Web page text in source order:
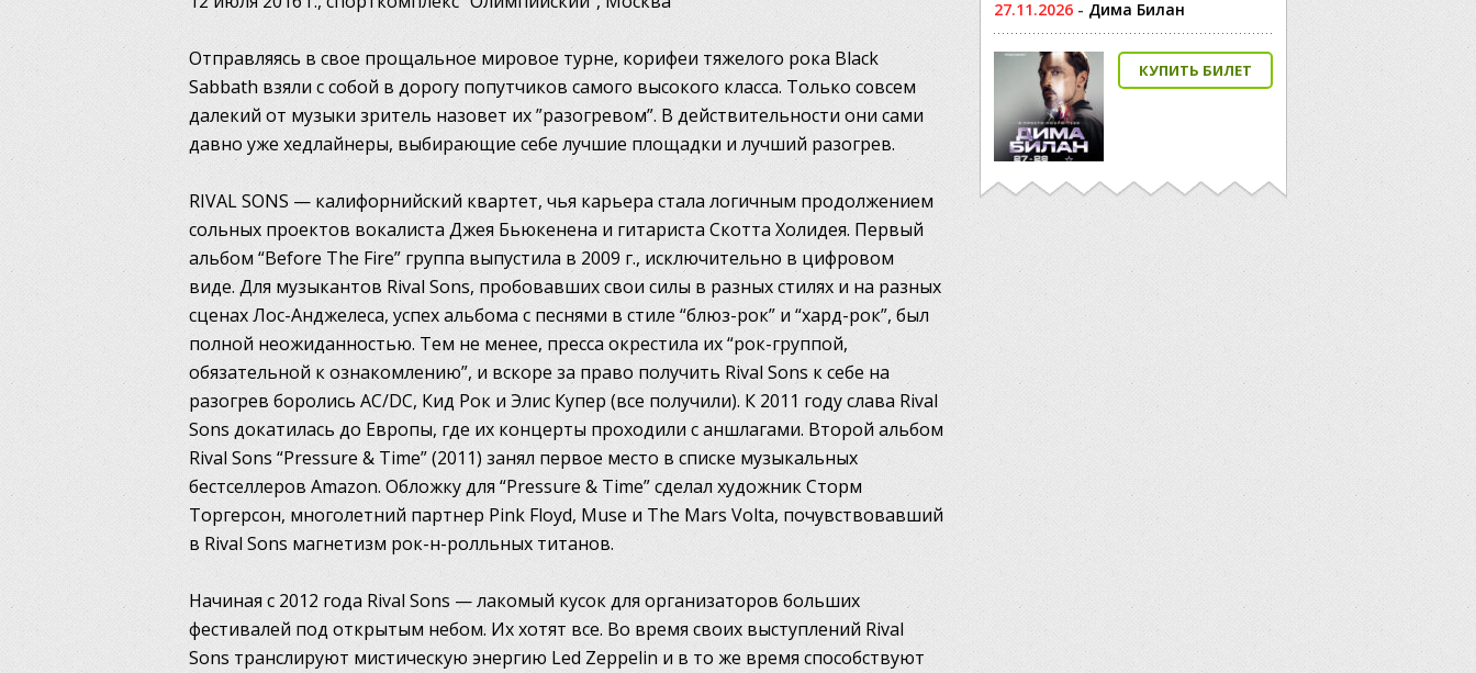
Отправляясь в свое прощальное мировое турне, корифеи тяжелого рока Black
Sabbath взяли с собой в дорогу попутчиков самого высокого класса. Только совсем
далекий от музыки зритель назовет их ”разогревом”. В действительности они сами
давно уже хедлайнеры, выбирающие себе лучшие площадки и лучший разогрев.
RIVAL SONS — калифорнийский квартет, чья карьера стала логичным продолжением
сольных проектов вокалиста Джея Бьюкенена и гитариста Скотта Холидея. Первый
альбом “Before The Fire” группа выпустила в 2009 г., исключительно в цифровом
виде. Для музыкантов Rival Sons, пробовавших свои силы в разных стилях и на разных
сценах Лос-Анджелеса, успех альбома с песнями в стиле “блюз-рок” и “хард-рок”, был
полной неожиданностью. Тем не менее, пресса окрестила их “рок-группой,
обязательной к ознакомлению”, и вскоре за право получить Rival Sons к себе на
разогрев боролись AC/DC, Кид Рок и Элис Купер (все получили). К 2011 году слава Rival
Sons докатилась до Европы, где их концерты проходили с аншлагами. Второй альбом
Rival Sons “Pressure & Time” (2011) занял первое место в списке музыкальных
бестселлеров Amazon. Обложку для “Pressure & Time” сделал художник Сторм
Торгерсон, многолетний партнер Pink Floyd, Muse и The Mars Volta, почувствовавший
в Rival Sons магнетизм рок-н-ролльных титанов.
Начиная с 2012 года Rival Sons — лакомый кусок для организаторов больших
фестивалей под открытым небом. Их хотят все. Во время своих выступлений Rival
Sons транслируют мистическую энергию Led Zeppelin и в то же время способствуют
27.11.2026 - Дима Билан
КУПИТЬ БИЛЕТ